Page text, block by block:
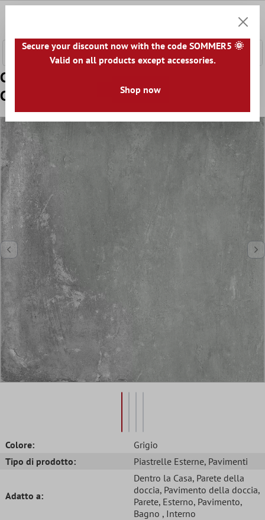
Campione Piastrella Esterni Ottica Di
Cemento Berlin Grigio 60x60cm
Colore:
Grigio
Tipo di prodotto:
Piastrelle Esterne, Pavimenti
Adatto a:
Dentro la Casa, Parete della
doccia, Pavimento della doccia,
Parete, Esterno, Pavimento,
Bagno , Interno
Secure your discount now with the code SOMMER5 🌞
Valid on all products except accessories.
Shop now